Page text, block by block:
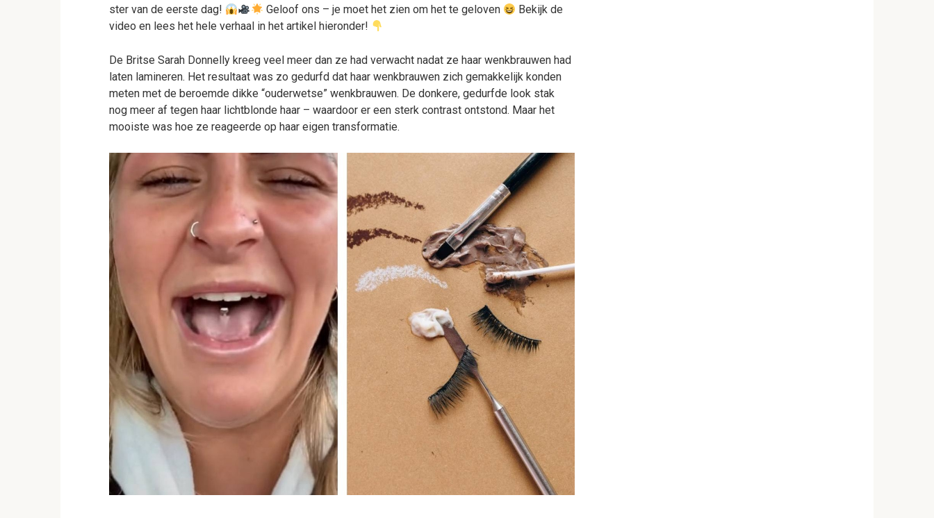
ster van de eerste dag!
Geloof ons – je moet het zien om het te geloven
Bekijk de
video en lees het hele verhaal in het artikel hieronder!
De Britse Sarah Donnelly kreeg veel meer dan ze had verwacht nadat ze haar wenkbrauwen had
laten lamineren. Het resultaat was zo gedurfd dat haar wenkbrauwen zich gemakkelijk konden
meten met de beroemde dikke “ouderwetse” wenkbrauwen. De donkere, gedurfde look stak
nog meer af tegen haar lichtblonde haar – waardoor er een sterk contrast ontstond. Maar het
mooiste was hoe ze reageerde op haar eigen transformatie.